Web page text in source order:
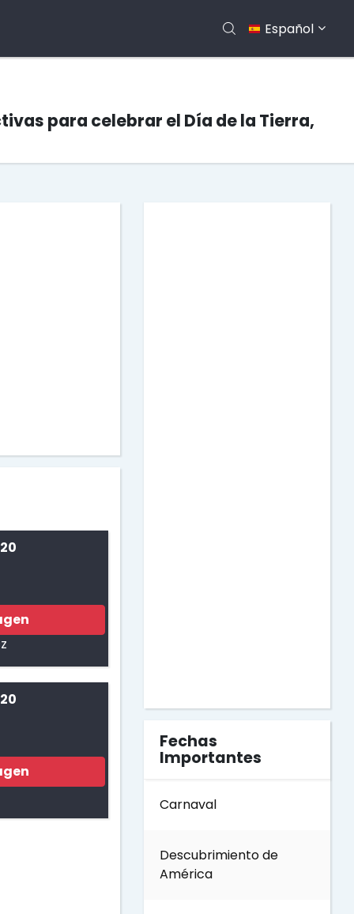
Español
para celebrar el Día de la Tierra,
Fechas
Importantes
Carnaval
Descubrimiento de
América